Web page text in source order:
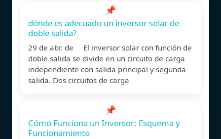
📌
dónde es adecuado un inversor solar de
doble salida?
29 de abr. de El inversor solar con función de
doble salida se divide en un circuito de carga
independiente con salida principal y segunda
salida. Dos circuitos de carga
📌
Cómo Funciona un Inversor: Esquema y
Funcionamiento